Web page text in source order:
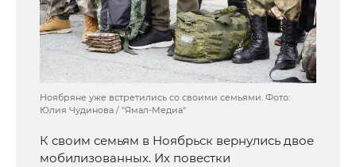
Ноябряне уже встретились со своими семьями. Фото:
Юлия Чудинова / "Ямал-Медиа"
К своим семьям в Ноябрьск вернулись двое
мобилизованных. Их повестки